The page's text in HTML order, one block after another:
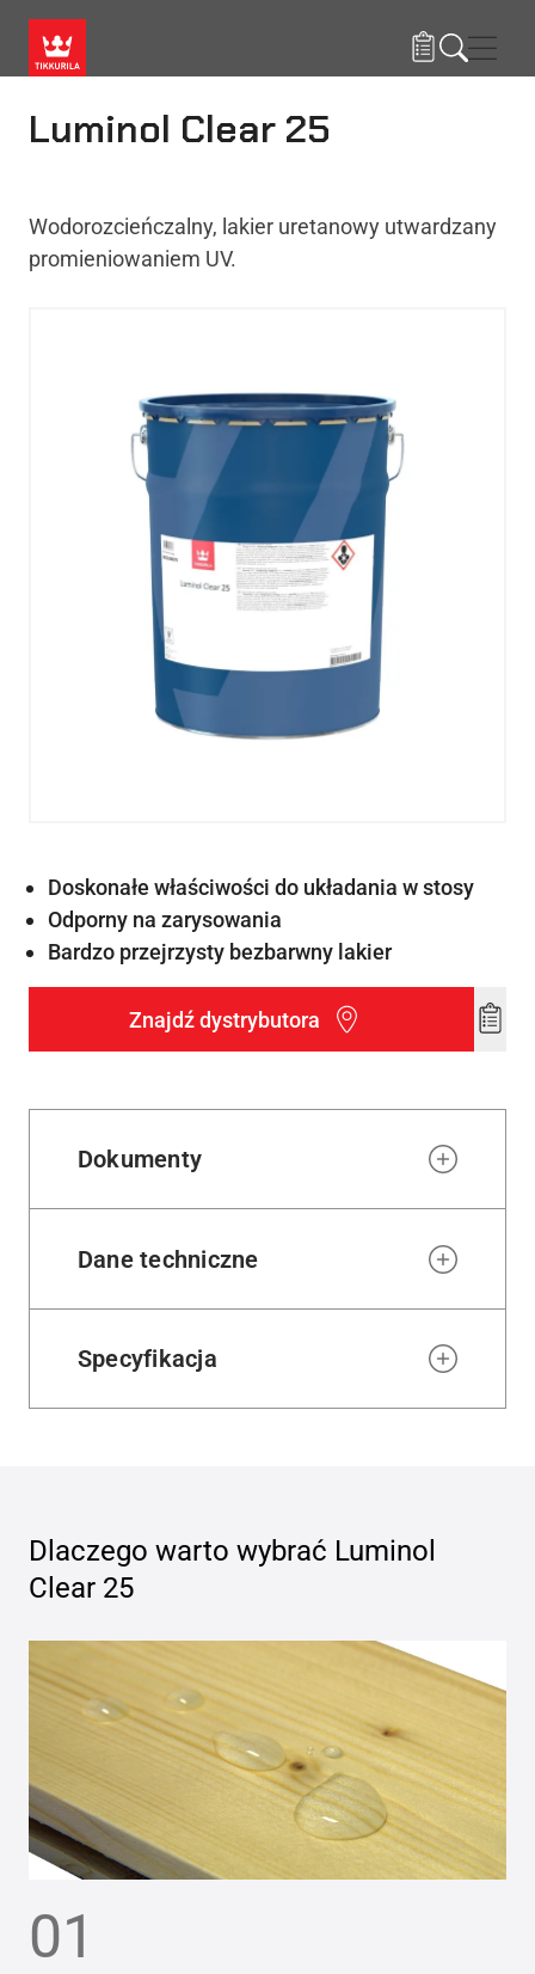
Luminol Clear 25
Wodorozcieńczalny, lakier uretanowy utwardzany
promieniowaniem UV.
Doskonałe właściwości do układania w stosy
Odporny na zarysowania
Bardzo przejrzysty bezbarwny lakier
Znajdź dystrybutora
Add
Dokumenty
Dane techniczne
Specyfikacja
Dlaczego warto wybrać Luminol
Clear 25
01